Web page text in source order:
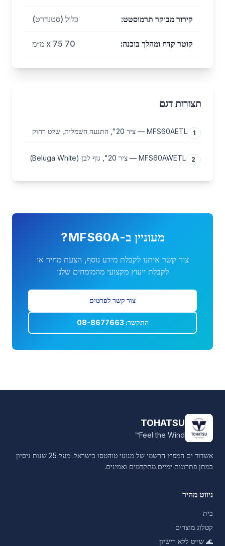
קירור מבוקר תרמוסטט: כלול (סטנדרט)
קוטר קדח ומהלך בוכנה: 70 x 75 מ״מ
תצורות דגם
1 MFS60AETL — ציר 20", התנעה חשמלית, שלט רחוק
2 MFS60AWETL — ציר 20", גוף לבן (Beluga White)
מעוניין ב-MFS60A
?
צור קשר איתנו לקבלת מידע נוסף, הצעת מחיר או
לקבלת ייעוץ מקצועי מהמומחים שלנו
צור קשר לפרטים
התקשר: 08-8677663
TOHATSU
Feel the Wind™
אשדוד ים המפיץ הרשמי של מנועי טוהטסו בישראל. מעל 25 שנות ניסיון
במתן פתרונות ימיים מתקדמים ואמינים.
ניווט מהיר
בית
קטלוג מוצרים
🌊 שייט ללא רישיון